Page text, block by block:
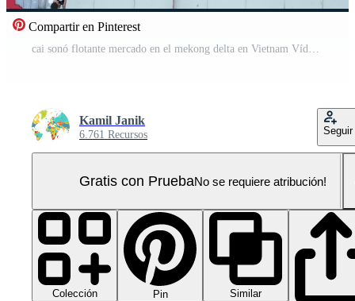
Compartir en Pinterest
cai sonó flotante mercado en el mekong delta en Vietnam Vídeo Pro
Kamil Janik
6.761 Recursos Seguir
Gratis con PruebaNo se requiere atribución!
Colección Pin
Similar